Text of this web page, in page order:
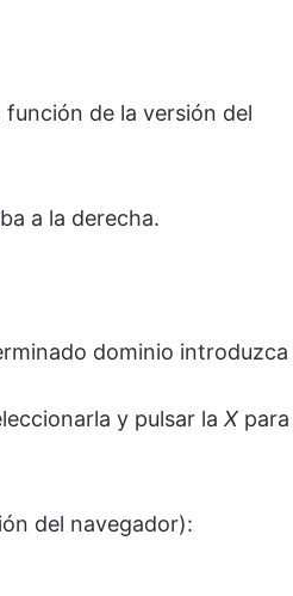
de la versión del
a la derecha.
dominio introduzca
y pulsar la X para
del navegador):